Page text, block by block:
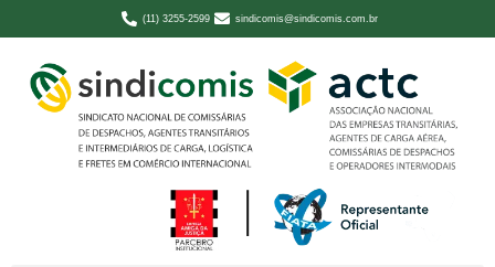
(11) 3255-2599 sindicomis@sindicomis.com.br